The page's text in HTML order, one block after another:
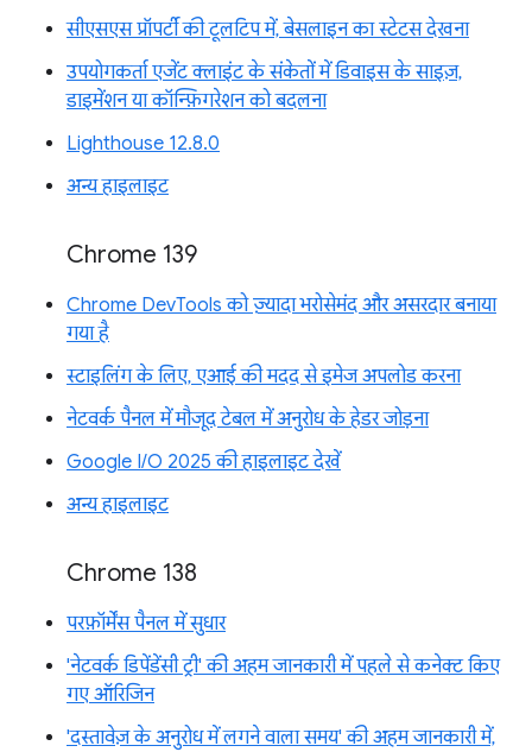
सीएसएस प्रॉपर्टी की टूलटिप में, बेसलाइन का स्टेटस देखना
उपयोगकर्ता एजेंट क्लाइंट के संकेतों में डिवाइस के साइज़,
डाइमेंशन या कॉन्फ़िगरेशन को बदलना
Lighthouse 12.8.0
अन्य हाइलाइट
Chrome 139
Chrome DevTools को ज़्यादा भरोसेमंद और असरदार बनाया
गया है
स्टाइलिंग के लिए, एआई की मदद से इमेज अपलोड करना
नेटवर्क पैनल में मौजूद टेबल में अनुरोध के हेडर जोड़ना
Google I/O 2025 की हाइलाइट देखें
अन्य हाइलाइट
Chrome 138
परफ़ॉर्मेंस पैनल में सुधार
'नेटवर्क डिपेंडेंसी ट्री' की अहम जानकारी में पहले से कनेक्ट किए
गए ऑरिजिन
'दस्तावेज़ के अनुरोध में लगने वाला समय' की अहम जानकारी में,